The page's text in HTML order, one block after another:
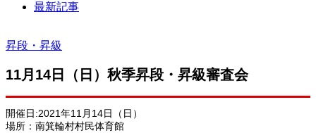
最新記事
昇段・昇級
11月14日（日）秋季昇段・昇級審査会
開催日:2021年11月14日（日）
場所：南箕輪村村民体育館